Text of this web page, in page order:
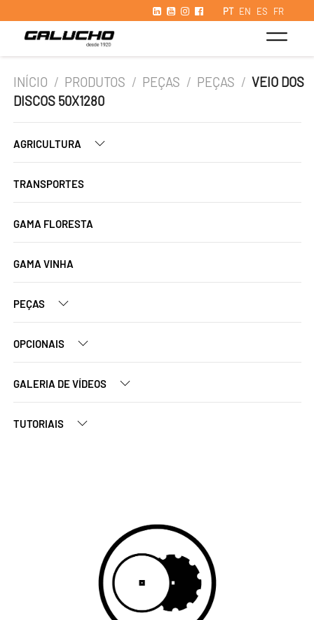
PT EN ES FR
INÍCIO / PRODUTOS / PEÇAS / PEÇAS / VEIO DOS
DISCOS 50X1280
AGRICULTURA
TRANSPORTES
GAMA FLORESTA
GAMA VINHA
PEÇAS
OPCIONAIS
GALERIA DE VÍDEOS
TUTORIAIS